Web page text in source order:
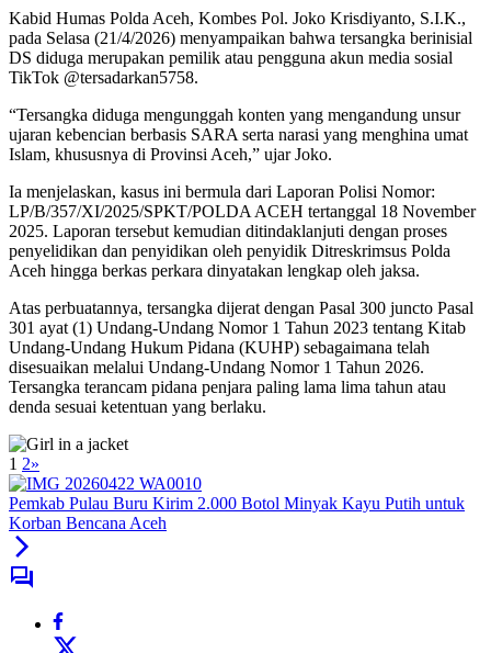
Kabid Humas Polda Aceh, Kombes Pol. Joko Krisdiyanto, S.I.K.,
pada Selasa (21/4/2026) menyampaikan bahwa tersangka berinisial
DS diduga merupakan pemilik atau pengguna akun media sosial
TikTok @tersadarkan5758.
“Tersangka diduga mengunggah konten yang mengandung unsur
ujaran kebencian berbasis SARA serta narasi yang menghina umat
Islam, khususnya di Provinsi Aceh,” ujar Joko.
Ia menjelaskan, kasus ini bermula dari Laporan Polisi Nomor:
LP/B/357/XI/2025/SPKT/POLDA ACEH tertanggal 18 November
2025. Laporan tersebut kemudian ditindaklanjuti dengan proses
penyelidikan dan penyidikan oleh penyidik Ditreskrimsus Polda
Aceh hingga berkas perkara dinyatakan lengkap oleh jaksa.
Atas perbuatannya, tersangka dijerat dengan Pasal 300 juncto Pasal
301 ayat (1) Undang-Undang Nomor 1 Tahun 2023 tentang Kitab
Undang-Undang Hukum Pidana (KUHP) sebagaimana telah
disesuaikan melalui Undang-Undang Nomor 1 Tahun 2026.
Tersangka terancam pidana penjara paling lama lima tahun atau
denda sesuai ketentuan yang berlaku.
1 2»
Pemkab Pulau Buru Kirim 2.000 Botol Minyak Kayu Putih untuk
Korban Bencana Aceh